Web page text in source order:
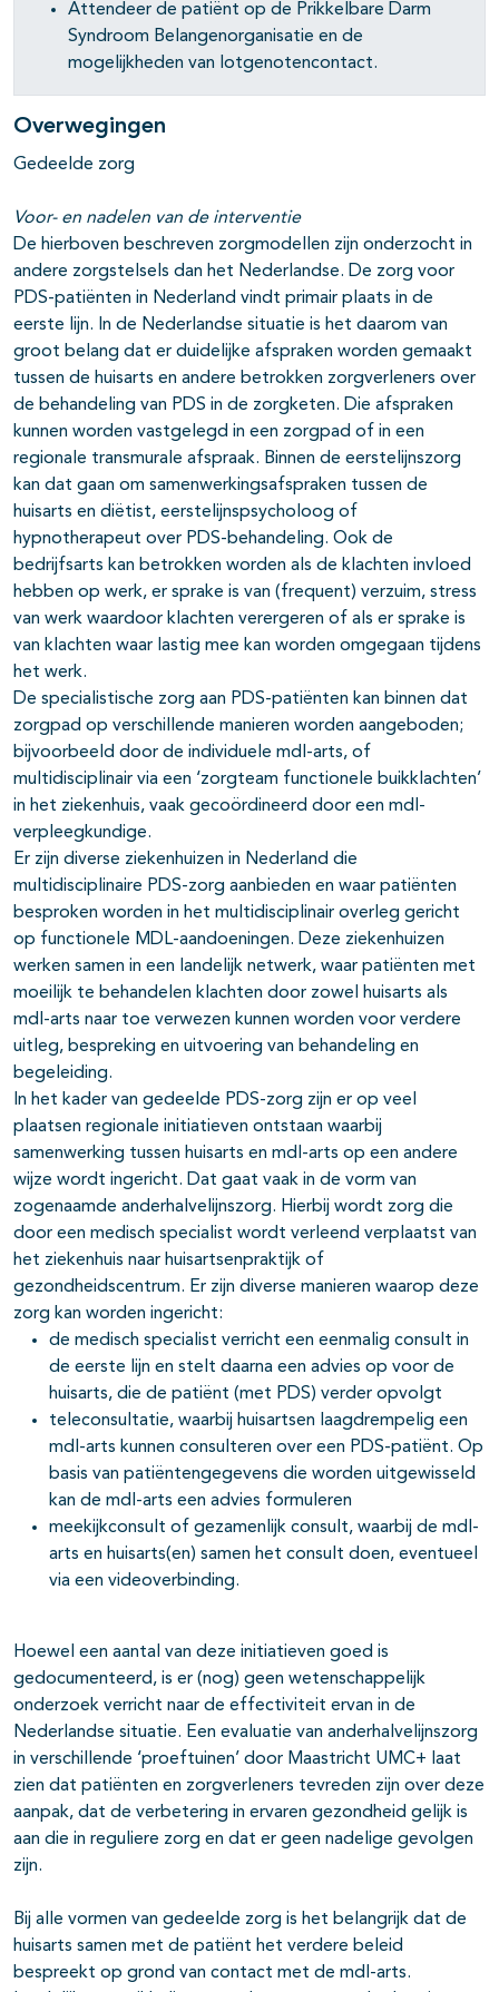
Attendeer de patiënt op de Prikkelbare Darm
Syndroom Belangenorganisatie en de
mogelijkheden van lotgenotencontact.
Overwegingen
Gedeelde zorg
Voor- en nadelen van de interventie
De hierboven beschreven zorgmodellen zijn onderzocht in
andere zorgstelsels dan het Nederlandse. De zorg voor
PDS-patiënten in Nederland vindt primair plaats in de
eerste lijn. In de Nederlandse situatie is het daarom van
groot belang dat er duidelijke afspraken worden gemaakt
tussen de huisarts en andere betrokken zorgverleners over
de behandeling van PDS in de zorgketen. Die afspraken
kunnen worden vastgelegd in een zorgpad of in een
regionale transmurale afspraak. Binnen de eerstelijnszorg
kan dat gaan om samenwerkingsafspraken tussen de
huisarts en diëtist, eerstelijnspsycholoog of
hypnotherapeut over PDS-behandeling. Ook de
bedrijfsarts kan betrokken worden als de klachten invloed
hebben op werk, er sprake is van (frequent) verzuim, stress
van werk waardoor klachten verergeren of als er sprake is
van klachten waar lastig mee kan worden omgegaan tijdens
het werk.
De specialistische zorg aan PDS-patiënten kan binnen dat
zorgpad op verschillende manieren worden aangeboden;
bijvoorbeeld door de individuele mdl-arts, of
multidisciplinair via een ‘zorgteam functionele buikklachten’
in het ziekenhuis, vaak gecoördineerd door een mdl-
verpleegkundige.
Er zijn diverse ziekenhuizen in Nederland die
multidisciplinaire PDS-zorg aanbieden en waar patiënten
besproken worden in het multidisciplinair overleg gericht
op functionele MDL-aandoeningen. Deze ziekenhuizen
werken samen in een landelijk netwerk, waar patiënten met
moeilijk te behandelen klachten door zowel huisarts als
mdl-arts naar toe verwezen kunnen worden voor verdere
uitleg, bespreking en uitvoering van behandeling en
begeleiding.
In het kader van gedeelde PDS-zorg zijn er op veel
plaatsen regionale initiatieven ontstaan waarbij
samenwerking tussen huisarts en mdl-arts op een andere
wijze wordt ingericht. Dat gaat vaak in de vorm van
zogenaamde anderhalvelijnszorg. Hierbij wordt zorg die
door een medisch specialist wordt verleend verplaatst van
het ziekenhuis naar huisartsenpraktijk of
gezondheidscentrum. Er zijn diverse manieren waarop deze
zorg kan worden ingericht:
de medisch specialist verricht een eenmalig consult in
de eerste lijn en stelt daarna een advies op voor de
huisarts, die de patiënt (met PDS) verder opvolgt
teleconsultatie, waarbij huisartsen laagdrempelig een
mdl-arts kunnen consulteren over een PDS-patiënt. Op
basis van patiëntengegevens die worden uitgewisseld
kan de mdl-arts een advies formuleren
meekijkconsult of gezamenlijk consult, waarbij de mdl-
arts en huisarts(en) samen het consult doen, eventueel
via een videoverbinding.
Hoewel een aantal van deze initiatieven goed is
gedocumenteerd, is er (nog) geen wetenschappelijk
onderzoek verricht naar de effectiviteit ervan in de
Nederlandse situatie. Een evaluatie van anderhalvelijnszorg
in verschillende ‘proeftuinen’ door Maastricht UMC+ laat
zien dat patiënten en zorgverleners tevreden zijn over deze
aanpak, dat de verbetering in ervaren gezondheid gelijk is
aan die in reguliere zorg en dat er geen nadelige gevolgen
zijn.
Bij alle vormen van gedeelde zorg is het belangrijk dat de
huisarts samen met de patiënt het verdere beleid
bespreekt op grond van contact met de mdl-arts.